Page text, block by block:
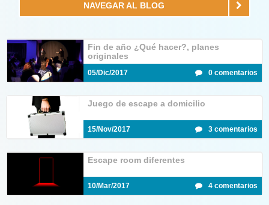
NAVEGAR AL BLOG
Fin de año ¿Qué hacer?, planes
originales
05/Dic/2017 0 comentarios
Juego de escape a domicilio
15/Nov/2017 3 comentarios
Escape room diferentes
10/Mar/2017 4 comentarios